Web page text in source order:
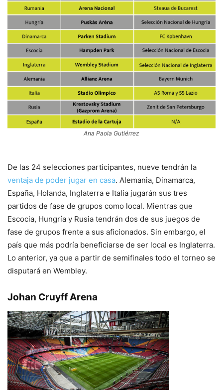
Ana Paola Gutiérrez
De las 24 selecciones participantes, nueve tendrán la
ventaja de poder jugar en casa. Alemania, Dinamarca,
España, Holanda, Inglaterra e Italia jugarán sus tres
partidos de fase de grupos como local. Mientras que
Escocia, Hungría y Rusia tendrán dos de sus juegos de
fase de grupos frente a sus aficionados. Sin embargo, el
país que más podría beneficiarse de ser local es Inglaterra.
Lo anterior, ya que a partir de semifinales todo el torneo se
disputará en Wembley.
Johan Cruyff Arena